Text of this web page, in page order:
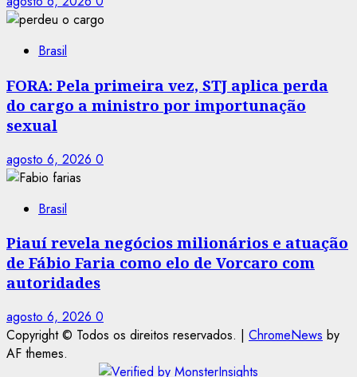
Brasil
FORA: Pela primeira vez, STJ aplica perda
do cargo a ministro por importunação
sexual
agosto 6, 2026 0
Brasil
Piauí revela negócios milionários e atuação
de Fábio Faria como elo de Vorcaro com
autoridades
agosto 6, 2026 0
Copyright © Todos os direitos reservados. | ChromeNews by
AF themes.